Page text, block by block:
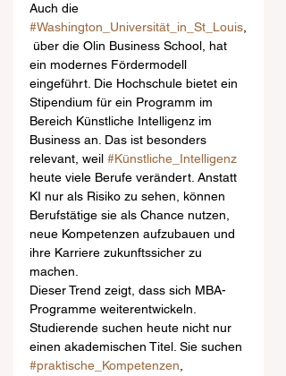
Auch die
#Washington_Universität_in_St_Louis
über die Olin Business School, hat
ein modernes Fördermodell
eingeführt. Die Hochschule bietet ein
Stipendium für ein Programm im
Bereich Künstliche Intelligenz im
Business an. Das ist besonders
relevant, weil #Künstliche_Intelligenz
heute viele Berufe verändert. Anstatt
KI nur als Risiko zu sehen, können
Berufstätige sie als Chance nutzen,
neue Kompetenzen aufzubauen und
ihre Karriere zukunftssicher zu
machen.
Dieser Trend zeigt, dass sich MBA-
Programme weiterentwickeln.
Studierende suchen heute nicht nur
einen akademischen Titel. Sie suchen
#praktische_Kompetenzen